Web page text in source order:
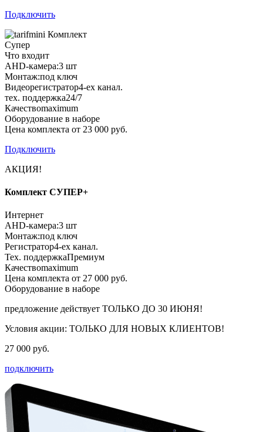
Подключить
Комплект
Супер
Что входит
AHD-камера:3 шт
Монтаж:под ключ
Видеорегистратор4-ех канал.
тех. поддержка24/7
Качествоmaximum
Оборудование в наборе
Цена комплекта от 23 000 руб.
Подключить
АКЦИЯ!
Комплект СУПЕР+
Интернет
AHD-камера:3 шт
Монтаж:под ключ
Регистратор4-ех канал.
Тех. поддержкаПремиум
Качествоmaximum
Цена комплекта от 27 000 руб.
Оборудование в наборе
предложение действует ТОЛЬКО ДО 30 ИЮНЯ!
Условия акции: ТОЛЬКО ДЛЯ НОВЫХ КЛИЕНТОВ!
27 000 руб.
подключить